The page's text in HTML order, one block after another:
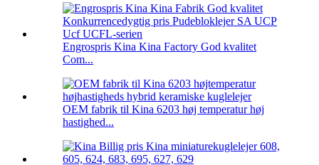
Engrospris Kina Kina Factory God kvalitet
Com...
OEM fabrik til Kina 6203 høj temperatur høj
hastighed...